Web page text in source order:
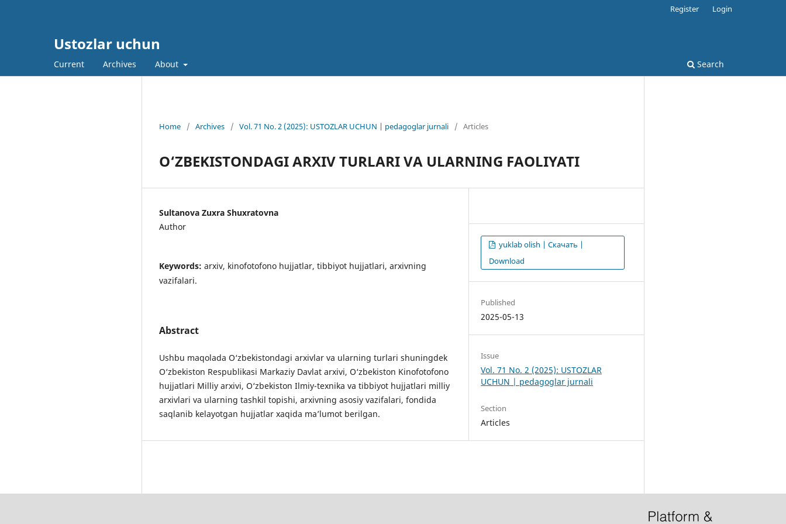
Ustozlar uchun
Current Archives About Search
Register Login
Home / Archives / Vol. 71 No. 2 (2025): USTOZLAR UCHUN | pedagoglar jurnali / Articles
O‘ZBEKISTONDAGI ARXIV TURLARI VA ULARNING FAOLIYATI
Sultanova Zuxra Shuxratovna
Author
Keywords: arxiv, kinofotofono hujjatlar, tibbiyot hujjatlari, arxivning
vazifalari.
Abstract
Ushbu maqolada O‘zbekistondagi arxivlar va ularning turlari shuningdek
O‘zbekiston Respublikasi Markaziy Davlat arxivi, O‘zbekiston Kinofotofono
hujjatlari Milliy arxivi, O‘zbekiston Ilmiy-texnika va tibbiyot hujjatlari milliy
arxivlari va ularning tashkil topishi, arxivning asosiy vazifalari, fondida
saqlanib kelayotgan hujjatlar xaqida ma’lumot berilgan.
yuklab olish | Скачать |
Download
Published
2025-05-13
Issue
Vol. 71 No. 2 (2025): USTOZLAR
UCHUN | pedagoglar jurnali
Section
Articles